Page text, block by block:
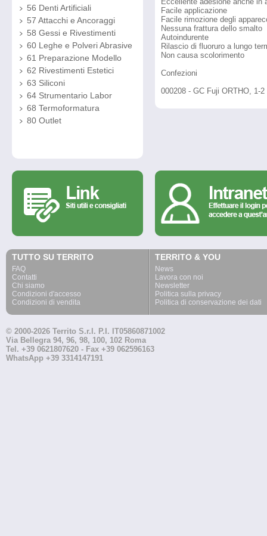
56 Denti Artificiali
57 Attacchi e Ancoraggi
58 Gessi e Rivestimenti
60 Leghe e Polveri Abrasive
61 Preparazione Modello
62 Rivestimenti Estetici
63 Siliconi
64 Strumentario Labor
68 Termoformatura
80 Outlet
Facile applicazione
Facile rimozione degli
Nessuna frattura dello smalto
Autoindurente
Rilascio di fluoruro a lungo
Non causa scolorimento
Confezioni
000208 - GC Fuji ORTHO, 1-
TUTTO SU TERRITO
FAQ
Contatti
Chi siamo
Condizioni d'accesso
Condizioni di vendita
TERRITO & YOU
News
Lavora con noi
Newsletter
Politica sulla privacy
Politica di conservazione dei dati
© 2000-2026 Territo S.r.l. P.I. IT05860871002
Via Bellegra 94, 96, 98, 100, 102 Roma
Tel. +39 0621807620 - Fax +39 062596163
WhatsApp +39 3314147191